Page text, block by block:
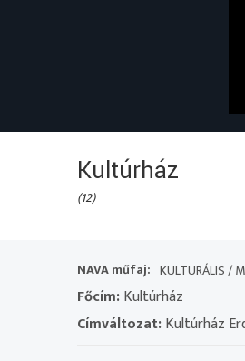
Kultúrház
(12)
NAVA műfaj: KULTURÁLIS /
Főcím:Kultúrház
Címváltozat:Kultúrház